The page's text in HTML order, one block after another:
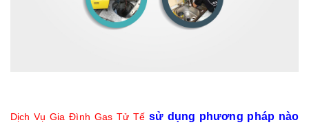
Dịch Vụ Gia Đình Gas Tử Tếsử dụng phương pháp nào